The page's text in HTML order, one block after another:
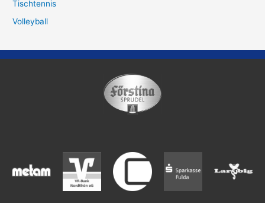
Tischtennis
Volleyball